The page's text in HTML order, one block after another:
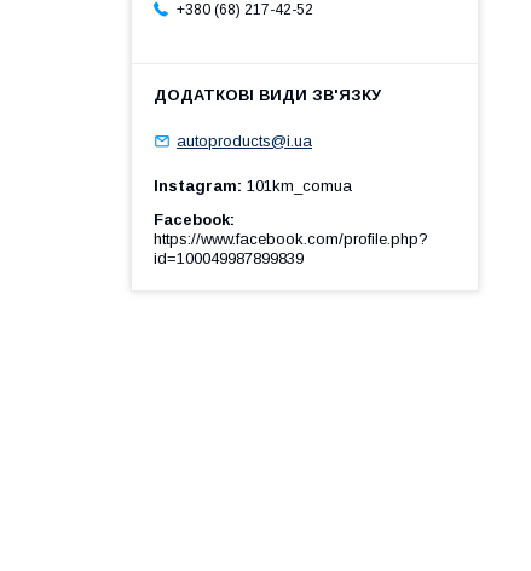
+380 (68) 217-42-52
autoproducts@i.ua
Instagram 101km_comua
Facebook
https://www.facebook.com/profile.php?
id=100049987899839